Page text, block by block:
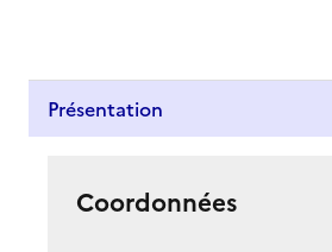
Présentation
Coordonnées